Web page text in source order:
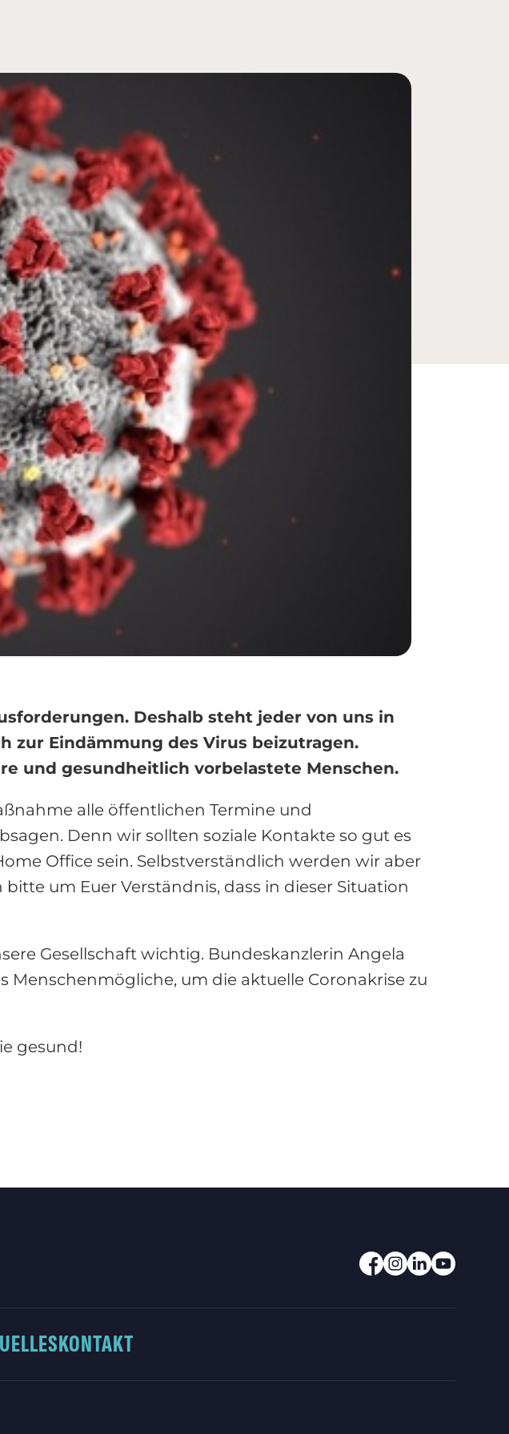
Deshalb steht jeder von uns in
zur Eindämmung des Virus beizutragen.
und gesundheitlich vorbelastete Menschen.
alle öffentlichen Termine und
Denn wir sollten soziale Kontakte so gut es
Office sein. Selbstverständlich werden wir aber
um Euer Verständnis, dass in dieser Situation
Gesellschaft wichtig. Bundeskanzlerin Angela
um die aktuelle Coronakrise zu
gesund!
KONTAKT